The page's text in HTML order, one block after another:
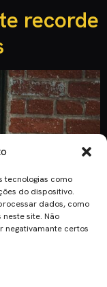
tecnologias como
do dispositivo.
dados, como
site. Não
negativamante certos
recorde